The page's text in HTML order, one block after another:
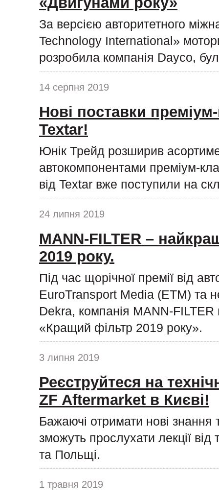
За версією авторитетного
Technology International»
розробила компанія Dayco,
14 серпня 2019
Нові поставки
Textar!
Юнік Трейд розширив
автокомпонентами преміум-
від Textar вже поступили на
24 липня 2019
MANN-FILTER –
2019 року.
Під час щорічної премії від
EuroTransport Media (ETM) та
Dekra, компанія MANN-FILTER
«Кращий фільтр 2019 року».
3 липня 2019
Реєструйтеся на
ZF Aftermarket в Києві!
Бажаючі отримати нові знання
зможуть прослухати лекції від
та Польщі.
1 травня 2019